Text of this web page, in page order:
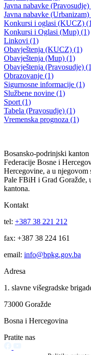
JAVNI OGLAS za izbor i
upravnog odbora
26.01.2010